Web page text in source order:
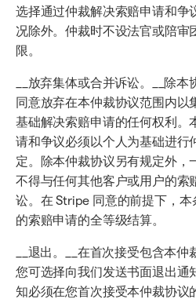
选择通过仲裁解决索赔申请和争
况除外。仲裁时不设法官或陪审
限。
__放弃集体或合并诉讼。__除
同意放弃在本仲裁协议范围内
基础解决索赔申请的任何权利。
请和争议必须以个人为基础进行
定。除本仲裁协议另有规定外，
不得与任何其他客户或用户的索
讼。在 Stripe 同意的前提下，
的索赔申请的全等级结算。
__退出。__在首次接受包含本
您可选择向我们发送书面退出通
知必须在您首次接受本仲裁协议